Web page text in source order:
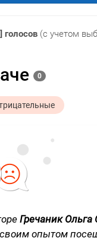
голосов (с учетом
0
Гречаник Ольга
опытом